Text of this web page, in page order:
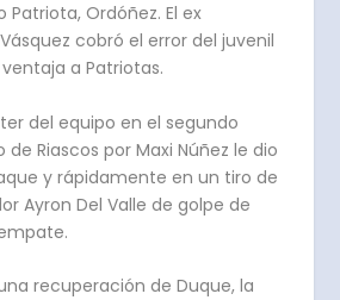
Ordóñez. El ex
cobró el error del juvenil
a Patriotas.
del equipo en el segundo
Riascos por Maxi Núñez le dio
y rápidamente en un tiro de
Ayron Del Valle de golpe de
recuperación de Duque, la